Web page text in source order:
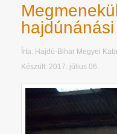
Írta: Hajdú-Bihar Megyei
Készült: 2017. július 06.